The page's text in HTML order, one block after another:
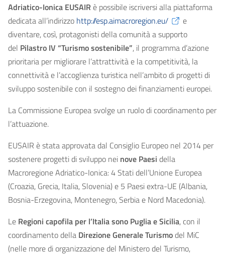
Adriatico-Ionica EUSAIR è possibile iscriversi alla piattaforma
dedicata all’indirizzo http://esp.aimacroregion.eu/
e
diventare, così, protagonisti della comunità a supporto
del Pilastro IV “Turismo sostenibile”, il programma d’azione
prioritaria per migliorare l’attrattività e la competitività, la
connettività e l’accoglienza turistica nell’ambito di progetti di
sviluppo sostenibile con il sostegno dei finanziamenti europei.
La Commissione Europea svolge un ruolo di coordinamento per
l’attuazione.
EUSAIR è stata approvata dal Consiglio Europeo nel 2014 per
sostenere progetti di sviluppo nei nove Paesi della
Macroregione Adriatico-Ionica: 4 Stati dell’Unione Europea
(Croazia, Grecia, Italia, Slovenia) e 5 Paesi extra-UE (Albania,
Bosnia-Erzegovina, Montenegro, Serbia e Nord Macedonia).
Le Regioni capofila per l’Italia sono Puglia e Sicilia, con il
coordinamento della Direzione Generale Turismodel MiC
(nelle more di organizzazione del Ministero del Turismo,